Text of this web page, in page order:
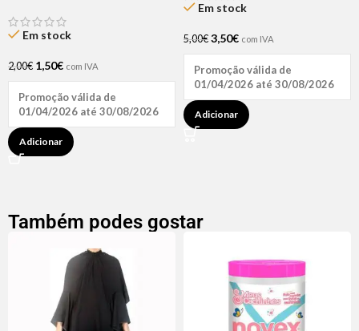
Hair (1 UNIDADE)
Em stock
2,00€ 1,50€ com IVA
Promoção válida de
01/04/2026 até 30/08/2026
Adicionar
Em stock
5,00€ 3,50€ com IVA
Promoção válida de
01/04/2026 até 30/08/2026
Adicionar
Também podes gostar